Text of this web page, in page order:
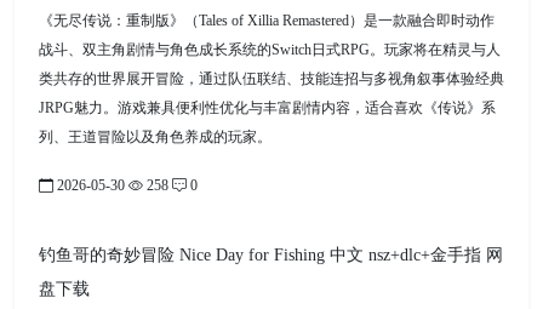
《无尽传说：重制版》（Tales of Xillia Remastered）是一款融合即时动作
战斗、双主角剧情与角色成长系统的Switch日式RPG。玩家将在精灵与人
类共存的世界展开冒险，通过队伍联结、技能连招与多视角叙事体验经典
JRPG魅力。游戏兼具便利性优化与丰富剧情内容，适合喜欢《传说》系
列、王道冒险以及角色养成的玩家。
2026-05-30 258 0
钓鱼哥的奇妙冒险 Nice Day for Fishing 中文 nsz+dlc+金手指 网
盘下载